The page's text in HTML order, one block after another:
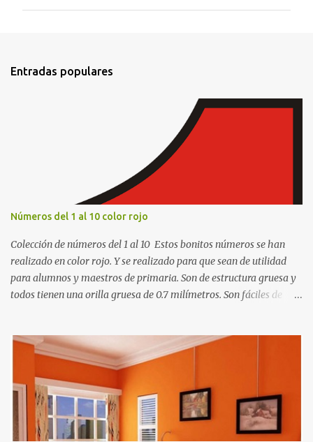
t
Entradas populares
Números del 1 al 10 color rojo
Colección de números del 1 al 10 Estos bonitos números se han
realizado en color rojo. Y se realizado para que sean de utilidad
para alumnos y maestros de primaria. Son de estructura gruesa y
todos tienen una orilla gruesa de 0.7 milímetros. Son fáciles de
matemáticos, para decorar los cumpleaños de los niños, entre
otras cosas.